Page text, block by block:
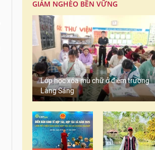
GIẢM NGHÈO BỀN VỮNG
Lớp học xóa mù chữ ở điểm trường
Làng Sáng